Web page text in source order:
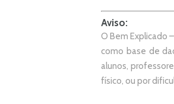
Aviso:
O Bem Explicado
como base de
alunos,
físico, ou por